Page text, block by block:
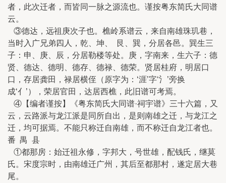
者，此次迁者，而皆同一脉之源流也。谨按粤东简氏大同谱
云。
③德达，远祖庚次子也。樵岭系谱云，来自南雄珠玑巷，
当时入广兄弟四人，乾、坤、 艮、巽，分居各邑。巽生三
子：申、庚、辰，分居勒楼等处。庚，字南来，生六子：德
贤、德达、德明、德存、德禄、德荣。贤居桂府，明居口
口，存居龚田，禄居横侄（原字为：‘涯’字‘氵’旁换
成‘亻’），荣居官田，达居西樵，此旧谱可考焉。
④【编者谨按】《粤东简氏大同谱·祠宇谱》三十六篇，又
云，云路派与龙江派是同所自出，是则南雄之迁，与龙江之
迁，均可据焉。不能只称迁自南雄，而不称迁自龙江者也。
番 禺 县
①都那房：始迁祖永修，字邦大，号世雄，配钱氏，继莫
氏。宋度宗时，由南雄迁广州，其后至都那村，遂定居大巷
尾。